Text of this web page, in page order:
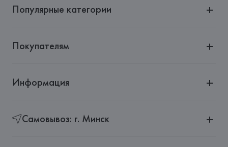
Популярные категории
Покупателям
Информация
Самовывоз: г. Минск